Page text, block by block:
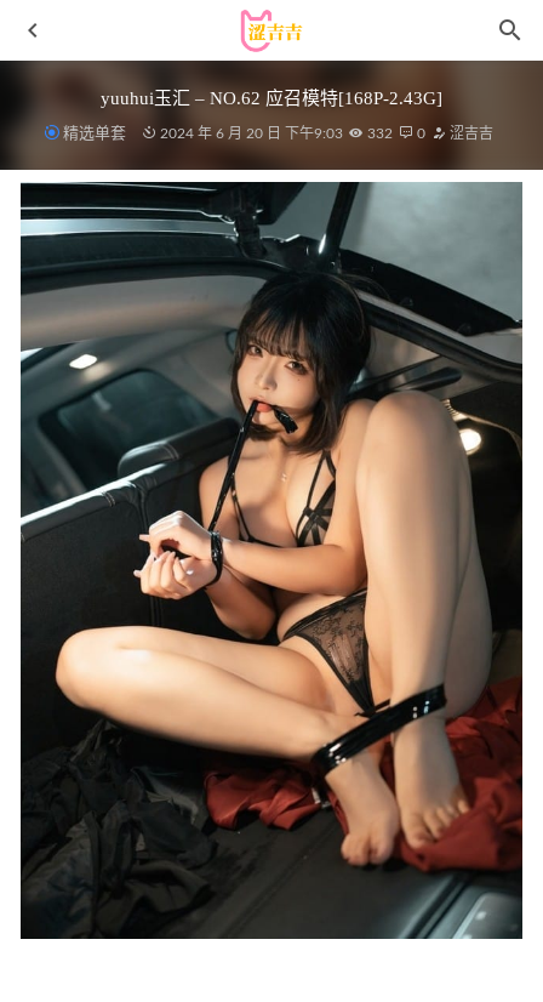
yuuhui玉汇 – NO.62 应召模特[168P-2.43G]
精选单套 2024 年 6 月 20 日 下午9:03 332 0 涩吉吉
二佐Nisa – NO.188 海梦 小女仆[30P-392M]
2025-04-18
瓜希酱 – NO.61 碧蓝航线 大凤赛车 [23P-152MB] 2023-02-
25
[Xiuren秀人网]2024.11.25 NO.9500 唐安琪[79+1P/783MB]
2025-05-15
[Xiuren秀人网]2024.06.21 NO.8741 王馨瑶
yanni[80+1P/723MB] 2025-03-10
[Xiuren秀人网]2025.09.09 NO.10747 安然
anran[81P/917.73MB]
2026-04-16